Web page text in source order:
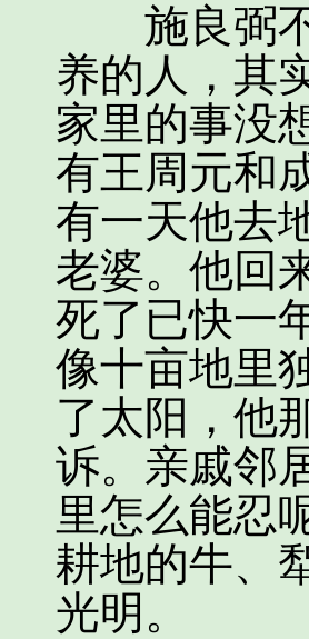
施良弼不
养的人，其
家里的事没
有王周元和
有一天他去
老婆。他回
死了已快一
像十亩地里
了太阳，他
诉。亲戚邻
里怎么能忍
耕地的牛、
光明。